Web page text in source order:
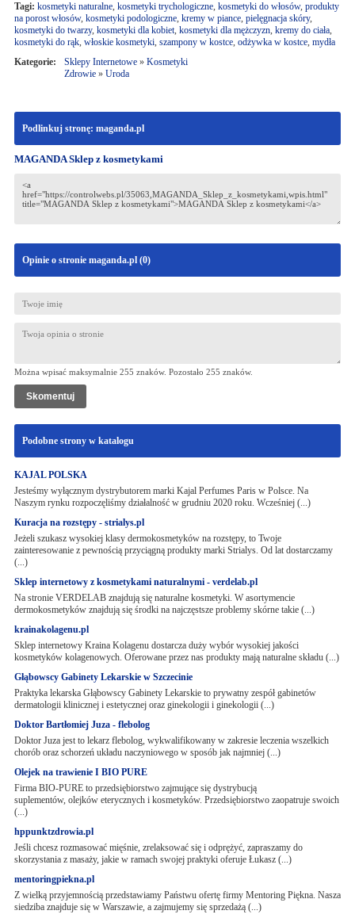
Tagi: kosmetyki naturalne, kosmetyki trychologiczne, kosmetyki do włosów, produkty
na porost włosów, kosmetyki podologiczne, kremy w piance, pielęgnacja skóry,
kosmetyki do twarzy, kosmetyki dla kobiet, kosmetyki dla mężczyzn, kremy do ciała,
kosmetyki do rąk, włoskie kosmetyki, szampony w kostce, odżywka w kostce, mydła
Kategorie:
Sklepy Internetowe» Kosmetyki
Zdrowie» Uroda
Podlinkuj stronę: maganda.pl
MAGANDA Sklep z kosmetykami
Opinie o stronie maganda.pl (0)
Można wpisać maksymalnie 255 znaków. Pozostało 255 znaków.
Podobne strony w katalogu
KAJAL POLSKA
Jesteśmy wyłącznym dystrybutorem marki Kajal Perfumes Paris w Polsce. Na
Naszym rynku rozpoczęliśmy działalność w grudniu 2020 roku. Wcześniej (...)
Kuracja na rozstępy - strialys.pl
Jeżeli szukasz wysokiej klasy dermokosmetyków na rozstępy, to Twoje
zainteresowanie z pewnością przyciągną produkty marki Strialys. Od lat dostarczamy
(...)
Sklep internetowy z kosmetykami naturalnymi - verdelab.pl
Na stronie VERDELAB znajdują się naturalne kosmetyki. W asortymencie
dermokosmetyków znajdują się środki na najczęstsze problemy skórne takie (...)
krainakolagenu.pl
Sklep internetowy Kraina Kolagenu dostarcza duży wybór wysokiej jakości
kosmetyków kolagenowych. Oferowane przez nas produkty mają naturalne składu (...)
Głąbowscy Gabinety Lekarskie w Szczecinie
Praktyka lekarska Głąbowscy Gabinety Lekarskie to prywatny zespół gabinetów
dermatologii klinicznej i estetycznej oraz ginekologii i ginekologii (...)
Doktor Bartłomiej Juza - flebolog
Doktor Juza jest to lekarz flebolog, wykwalifikowany w zakresie leczenia wszelkich
chorób oraz schorzeń układu naczyniowego w sposób jak najmniej (...)
Olejek na trawienie I BIO PURE
Firma BIO-PURE to przedsiębiorstwo zajmujące się dystrybucją
suplementów, olejków eterycznych i kosmetyków. Przedsiębiorstwo zaopatruje swoich
(...)
hppunktzdrowia.pl
Jeśli chcesz rozmasować mięśnie, zrelaksować się i odprężyć, zapraszamy do
skorzystania z masaży, jakie w ramach swojej praktyki oferuje Łukasz (...)
mentoringpiekna.pl
Z wielką przyjemnością przedstawiamy Państwu ofertę firmy Mentoring Piękna. Nasza
siedziba znajduje się w Warszawie, a zajmujemy się sprzedażą (...)